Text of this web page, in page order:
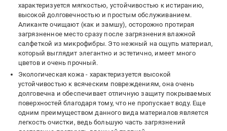
характеризуется мягкостью, устойчивостью к истиранию,
высокой долговечностью и простым обслуживанием.
Аликанте очищают (как и замшу), осторожно протирая
загрязненное место сразу после загрязнения влажной
салфеткой из микрофибры. Это нежный на ощупь материал,
который выглядит элегантно и эстетично, имеет много
цветов и очень прочный.
Экологическая кожа - характеризуется высокой
устойчивостью к всяческим повреждениям, она очень
долговечна и обеспечивает отличную защиту покрываемых
поверхностей благодаря тому, что не пропускает воду. Еще
одним преимуществом данного вида материалов является
легкость очистки, ведь большую часть загрязнений